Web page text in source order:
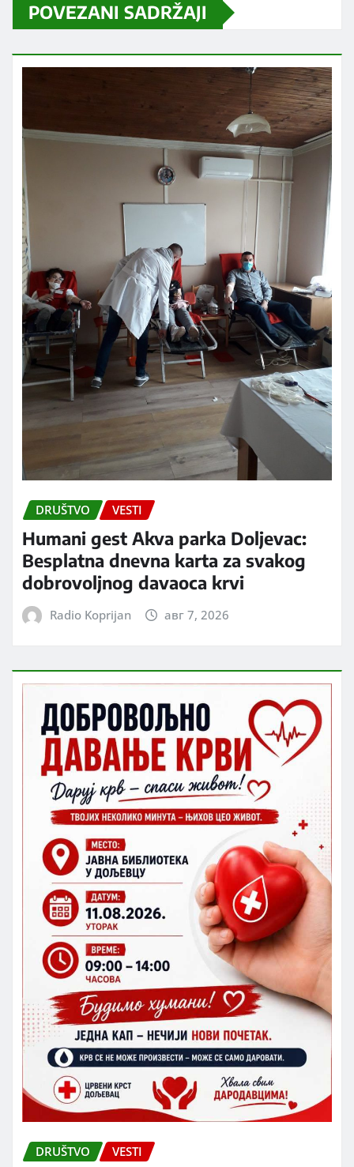
POVEZANI SADRŽAJI
DRUŠTVO VESTI
Humani gest Akva parka Doljevac:
Besplatna dnevna karta za svakog
dobrovoljnog davaoca krvi
Radio Koprijan авг 7, 2026
DRUŠTVO VESTI